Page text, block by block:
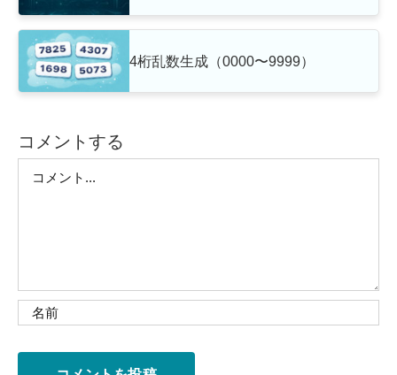
4桁乱数生成（0000〜9999）
コメントする